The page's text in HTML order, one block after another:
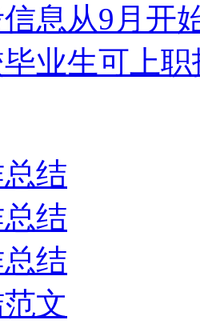
息从9月开
业生可上职
结
结
结
文